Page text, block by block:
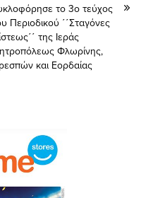
το 3ο τεύχος
Περιοδικού ΄΄Σταγόνες
της Ιεράς
Φλωρίνης,
και Εορδαίας